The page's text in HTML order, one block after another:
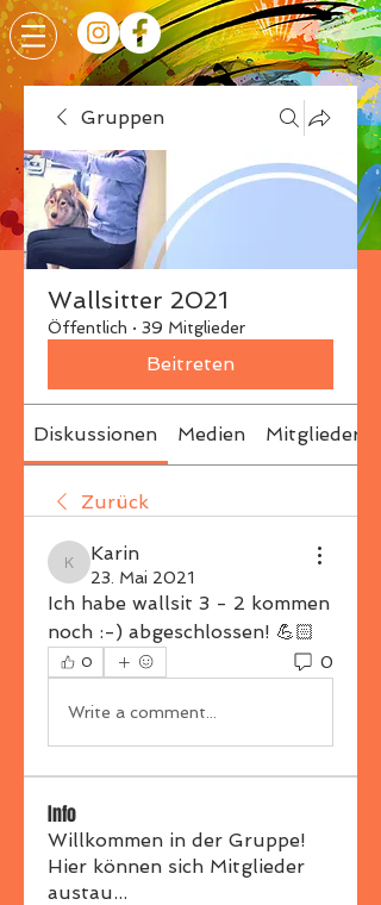
Gruppen
Wallsitter 2021
Öffentlich · 39 Mitglieder
Beitreten
Diskussionen Medien Mitglieder
Zurück
Karin
Karin
23. Mai 2021
Ich habe wallsit 3 - 2 kommen
noch :-) abgeschlossen! 💪🏻
0 0
Write a comment...
Info
Willkommen in der Gruppe!
Hier können sich Mitglieder
austau...